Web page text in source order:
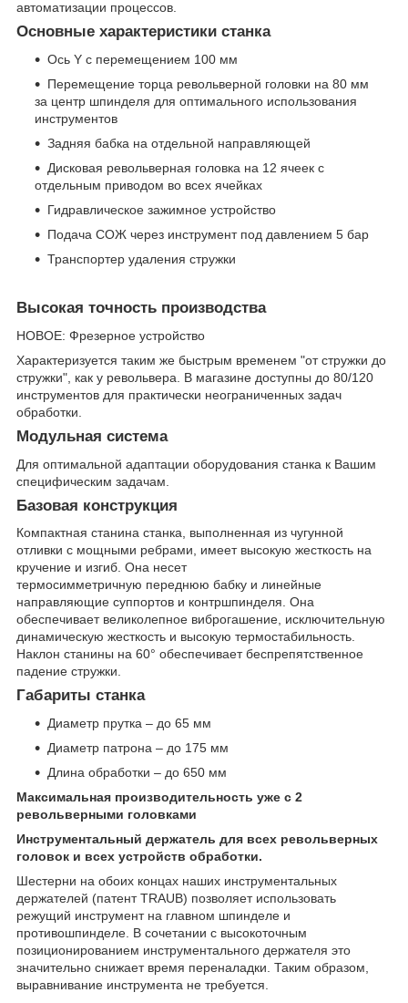
автоматизации процессов.
Основные характеристики станка
Ось Y с перемещением 100 мм
Перемещение торца револьверной головки на 80 мм
за центр шпинделя для оптимального использования
инструментов
Задняя бабка на отдельной направляющей
Дисковая револьверная головка на 12 ячеек с
отдельным приводом во всех ячейках
Гидравлическое зажимное устройство
Подача СОЖ через инструмент под давлением 5 бар
Транспортер удаления стружки
Высокая точность производства
НОВОЕ: Фрезерное устройство
Характеризуется таким же быстрым временем "от стружки до
стружки", как у револьвера. В магазине доступны до 80/120
инструментов для практически неограниченных задач
обработки.
Модульная система
Для оптимальной адаптации оборудования станка к Вашим
специфическим задачам.
Базовая конструкция
Компактная станина станка, выполненная из чугунной
отливки с мощными ребрами, имеет высокую жесткость на
кручение и изгиб. Она несет
термосимметричную переднюю бабку и линейные
направляющие суппортов и контршпинделя. Она
обеспечивает великолепное виброгашение, исключительную
динамическую жесткость и высокую термостабильность.
Наклон станины на 60° обеспечивает беспрепятственное
падение стружки.
Габариты станка
Диаметр прутка – до 65 мм
Диаметр патрона – до 175 мм
Длина обработки – до 650 мм
Максимальная производительность уже с 2
револьверными головками
Инструментальный держатель для всех револьверных
головок и всех устройств обработки.
Шестерни на обоих концах наших инструментальных
держателей (патент TRAUB) позволяет использовать
режущий инструмент на главном шпинделе и
противошпинделе. В сочетании с высокоточным
позиционированием инструментального держателя это
значительно снижает время переналадки. Таким образом,
выравнивание инструмента не требуется.